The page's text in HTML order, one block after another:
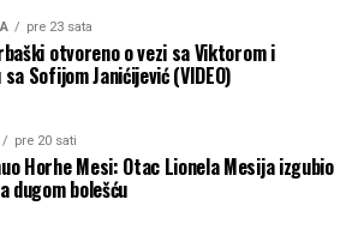
pre 23 sata
otvoreno o vezi sa Viktorom i
sa Sofijom Janićijević (VIDEO)
pre 20 sati
Horhe Mesi: Otac Lionela Mesija izgubio
dugom bolešću